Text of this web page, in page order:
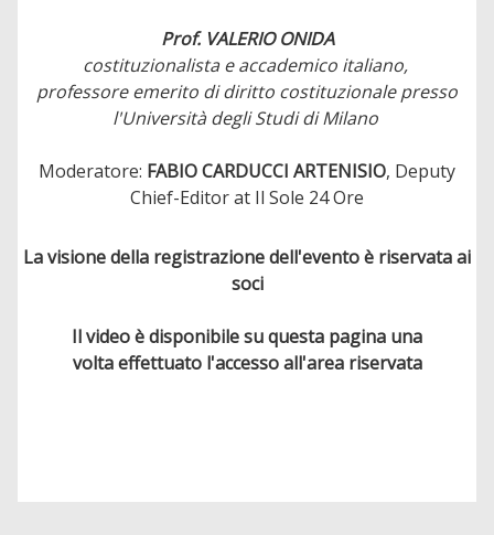
Prof. VALERIO ONIDA
costituzionalista e accademico italiano,
professore emerito di diritto costituzionale presso
l'Università degli Studi di Milano
Moderatore: FABIO CARDUCCI ARTENISIO, Deputy
Chief-Editor at Il Sole 24 Ore
La visione della registrazione dell'evento è riservata ai
soci
Il video è disponibile su questa pagina una
volta effettuato l'accesso all'area riservata